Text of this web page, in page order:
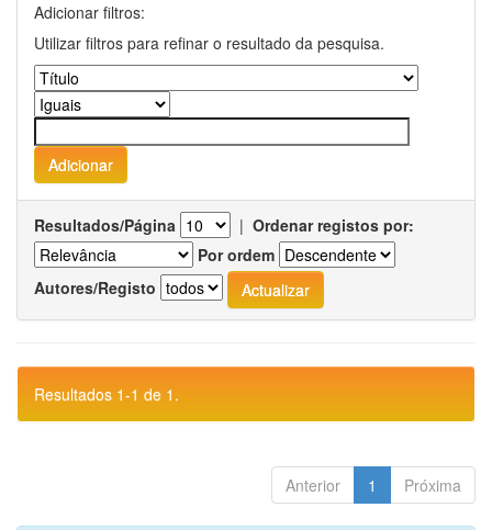
Adicionar filtros:
Utilizar filtros para refinar o resultado da pesquisa.
Resultados/Página | Ordenar registos por:
Por ordem
Autores/Registo
Resultados 1-1 de 1.
Anterior 1 Próxima